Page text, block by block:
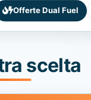
Offerte Dual Fuel
scelta